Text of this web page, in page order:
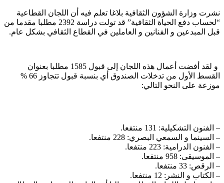
نشرت وزارة الشؤون الثقافية بلاغا تعلم فيه أن اللجان القطاعية
“لحساب دفع الحياة الثقافية” قد تولت دراسة 2392 مطلبا مقدما من
قبل المبدعين و الفنانين و العاملين في القطاع الثقافي بشكل عام.
و لقد أفضت أعمال هذه اللجان إلى قبول 1585 مطلبا بعنوان
القسط الأول من تدخلات الصندوق أي بنسبة قبول تتجاوز 66 %
موزعة على النحو التالي:
– الفنون التشكيلية: 131 منتفعا.
– السينما و السمعي البصري: 228 منتفعا.
– الفنون الدرامية: 223 منتفعا.
– الموسيقى: 958 منتفعا.
– الرقص: 33 منتفعا.
– الكتاب و النشر: 12 منتفعا.